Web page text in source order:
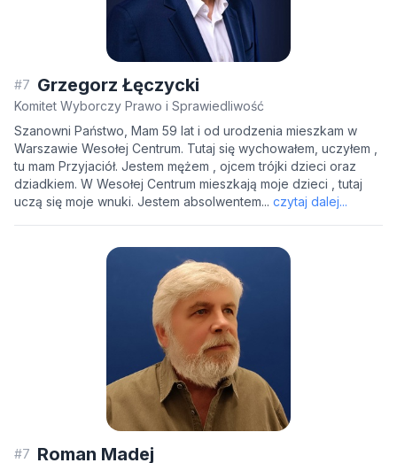
#7 Grzegorz Łęczycki
Komitet Wyborczy Prawo i Sprawiedliwość
Szanowni Państwo, Mam 59 lat i od urodzenia mieszkam w
Warszawie Wesołej Centrum. Tutaj się wychowałem, uczyłem ,
tu mam Przyjaciół. Jestem mężem , ojcem trójki dzieci oraz
dziadkiem. W Wesołej Centrum mieszkają moje dzieci , tutaj
uczą się moje wnuki. Jestem absolwentem... czytaj dalej...
#7 Roman Madej